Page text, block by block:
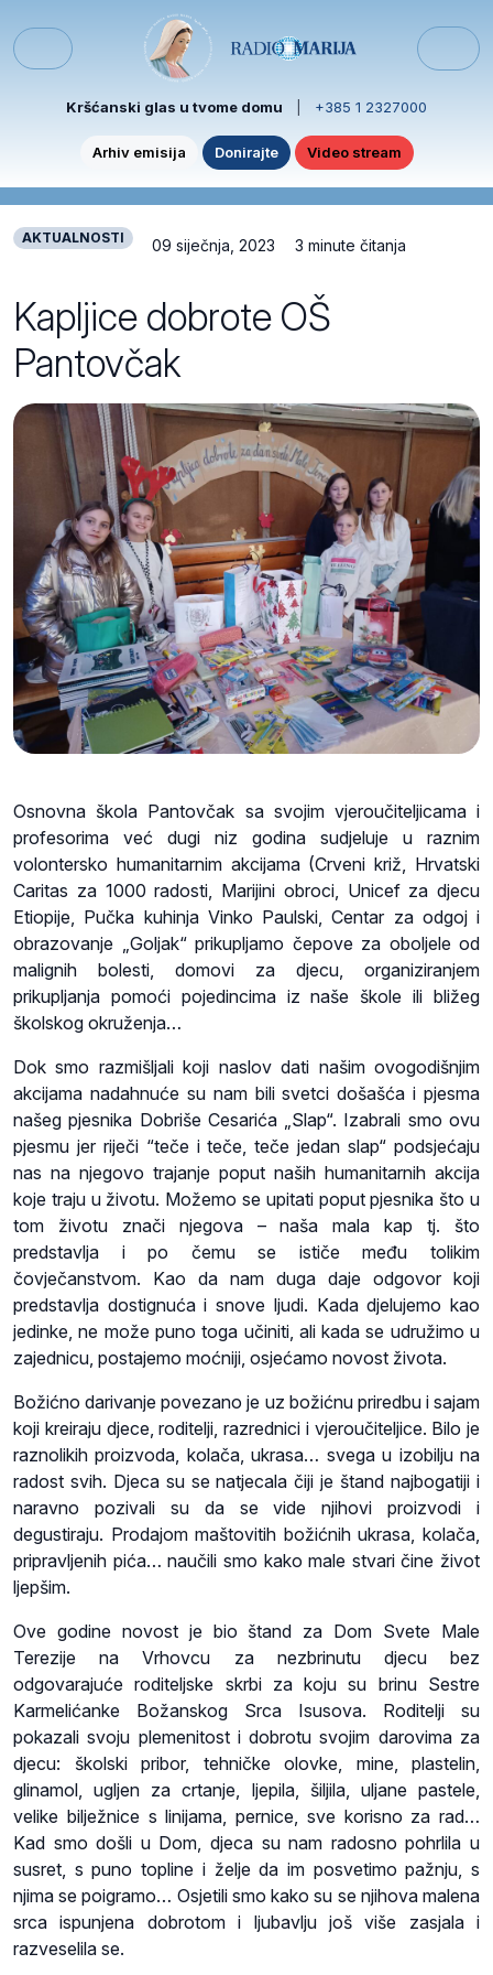
Menu
Kršćanski glas u tvome domu +385 1 2327000
Arhiv emisija Donirajte Video stream
AKTUALNOSTI 09 siječnja, 2023 3 minute čitanja
Kapljice dobrote OŠ
Pantovčak
Osnovna škola Pantovčak sa svojim vjeroučiteljicama i
profesorima već dugi niz godina sudjeluje u raznim
volontersko humanitarnim akcijama (Crveni križ, Hrvatski
Caritas za 1000 radosti, Marijini obroci, Unicef za djecu
Etiopije, Pučka kuhinja Vinko Paulski, Centar za odgoj i
obrazovanje „Goljak“ prikupljamo čepove za oboljele od
malignih bolesti, domovi za djecu, organiziranjem
prikupljanja pomoći pojedincima iz naše škole ili bližeg
školskog okruženja…
Dok smo razmišljali koji naslov dati našim ovogodišnjim
akcijama nadahnuće su nam bili svetci došašća i pjesma
našeg pjesnika Dobriše Cesarića „Slap“. Izabrali smo ovu
pjesmu jer riječi “teče i teče, teče jedan slap“ podsjećaju
nas na njegovo trajanje poput naših humanitarnih akcija
koje traju u životu. Možemo se upitati poput pjesnika što u
tom životu znači njegova – naša mala kap tj. što
predstavlja i po čemu se ističe među tolikim
čovječanstvom. Kao da nam duga daje odgovor koji
predstavlja dostignuća i snove ljudi. Kada djelujemo kao
jedinke, ne može puno toga učiniti, ali kada se udružimo u
zajednicu, postajemo moćniji, osjećamo novost života.
Božićno darivanje povezano je uz božićnu priredbu i sajam
koji kreiraju djece, roditelji, razrednici i vjeroučiteljice. Bilo je
raznolikih proizvoda, kolača, ukrasa… svega u izobilju na
radost svih. Djeca su se natjecala čiji je štand najbogatiji i
naravno pozivali su da se vide njihovi proizvodi i
degustiraju. Prodajom maštovitih božićnih ukrasa, kolača,
pripravljenih pića… naučili smo kako male stvari čine život
ljepšim.
Ove godine novost je bio štand za Dom Svete Male
Terezije na Vrhovcu za nezbrinutu djecu bez
odgovarajuće roditeljske skrbi za koju su brinu Sestre
Karmelićanke Božanskog Srca Isusova. Roditelji su
pokazali svoju plemenitost i dobrotu svojim darovima za
djecu: školski pribor, tehničke olovke, mine, plastelin,
glinamol, ugljen za crtanje, ljepila, šiljila, uljane pastele,
velike bilježnice s linijama, pernice, sve korisno za rad…
Kad smo došli u Dom, djeca su nam radosno pohrlila u
susret, s puno topline i želje da im posvetimo pažnju, s
njima se poigramo… Osjetili smo kako su se njihova malena
srca ispunjena dobrotom i ljubavlju još više zasjala i
razveselila se.